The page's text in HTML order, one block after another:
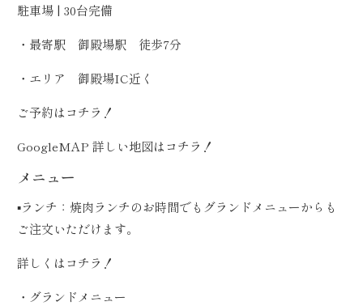
駐車場 | 30台完備
・最寄駅 御殿場駅 徒歩7分
・エリア 御殿場IC近く
ご予約はコチラ！
GoogleMAP 詳しい地図はコチラ！
メニュー
▪️ランチ：焼肉ランチのお時間でもグランドメニューからも
ご注文いただけます。
詳しくはコチラ！
・グランドメニュー